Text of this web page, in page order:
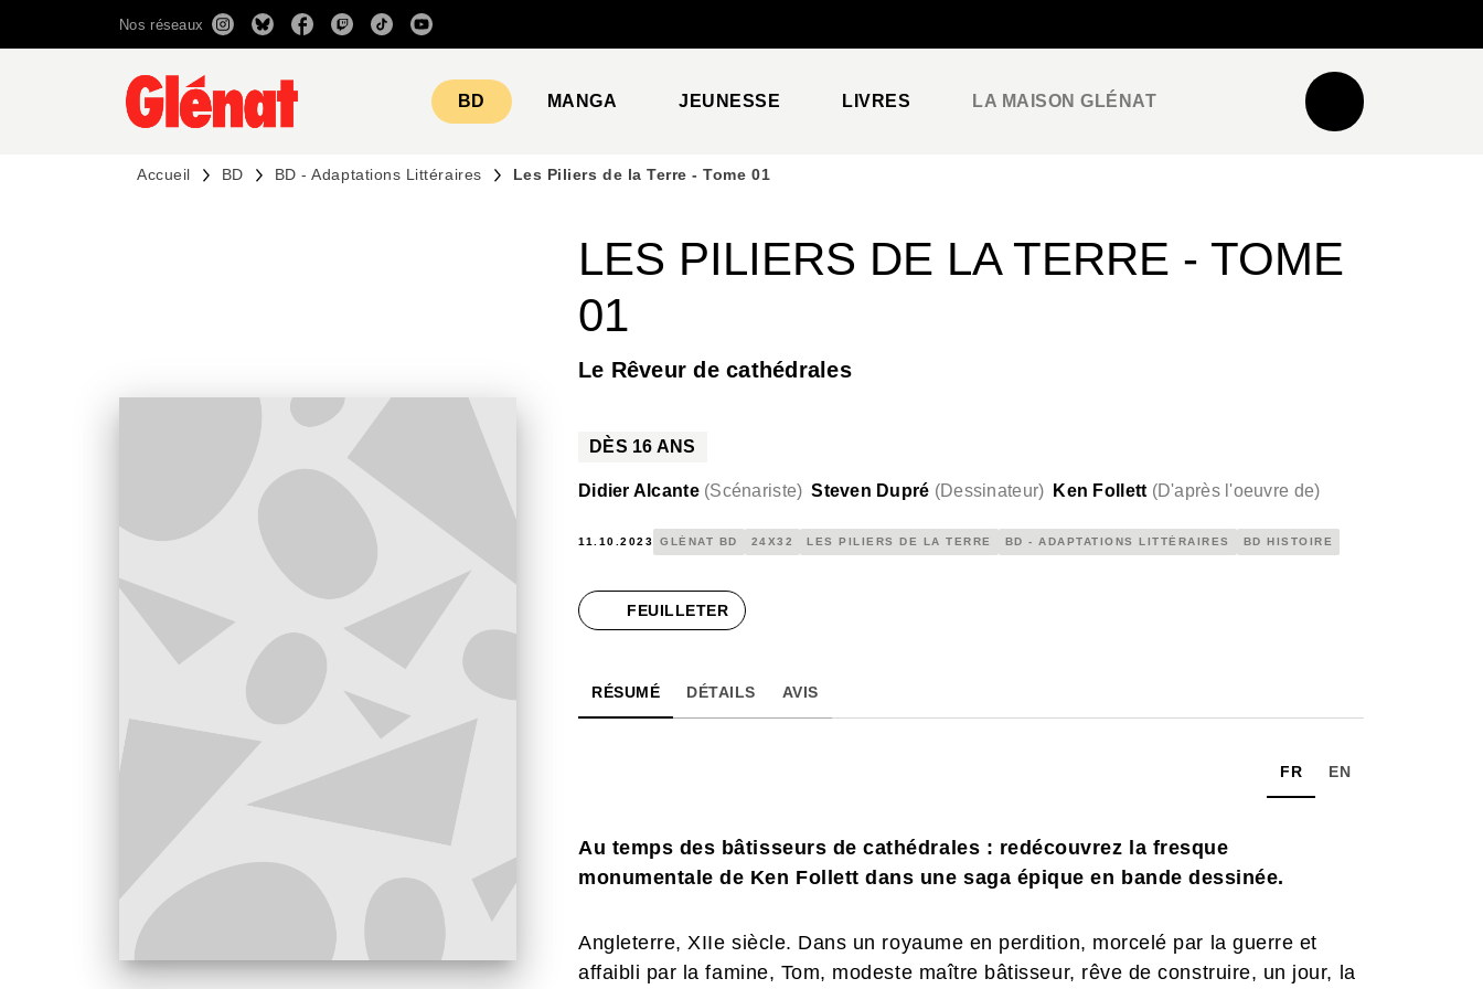
RECHERCHE CONTENU
Nos réseaux
BD MANGA JEUNESSE LIVRES LA MAISON GLÉNAT
Accueil BD BD - Adaptations Littéraires Les Piliers de la Terre - Tome 01
LES PILIERS DE LA TERRE - TOME
01
Le Rêveur de cathédrales
DÈS 16 ANS
Didier Alcante (Scénariste) Steven Dupré (Dessinateur) Ken Follett (D'après l'oeuvre de)
11.10.2023 GLÉNAT BD 24X32 LES PILIERS DE LA TERRE BD - ADAPTATIONS LITTÉRAIRES BD HISTOIRE
FEUILLETER
RÉSUMÉ DÉTAILS AVIS
FR EN
Au temps des bâtisseurs de cathédrales : redécouvrez la fresque
monumentale de Ken Follett dans une saga épique en bande dessinée.
Angleterre, XIIe siècle. Dans un royaume en perdition, morcelé par la guerre et
affaibli par la famine, Tom, modeste maître bâtisseur, rêve de construire, un jour, la